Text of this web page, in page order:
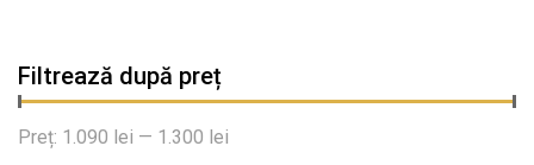
Filtrează după preț
Preț: 1.090 lei — 1.300 lei